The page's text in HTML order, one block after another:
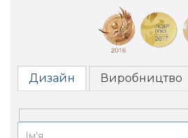
Дизайн Виробництво